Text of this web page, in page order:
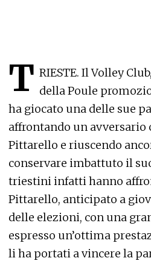
T RIESTE. Il Volley
della Poule
ha giocato una delle sue
affrontando un
Pittarello e riuscendo
conservare imbattuto il
triestini infatti hanno
Pittarello, anticipato a
delle elezioni, con una
espresso un’ottima
li ha portati a vincere la